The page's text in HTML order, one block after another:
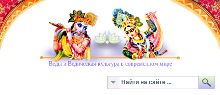
Веды и Ведическая культура в современном мире